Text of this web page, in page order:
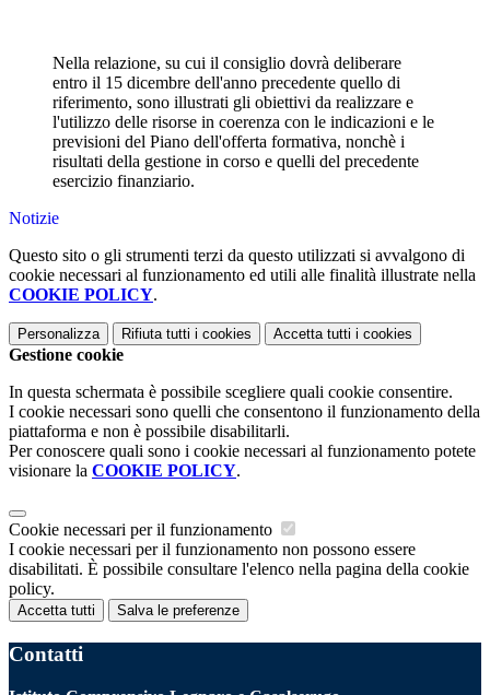
Nella relazione, su cui il consiglio dovrà deliberare
entro il 15 dicembre dell'anno precedente quello di
riferimento, sono illustrati gli obiettivi da realizzare e
l'utilizzo delle risorse in coerenza con le indicazioni e le
previsioni del Piano dell'offerta formativa, nonchè i
risultati della gestione in corso e quelli del precedente
esercizio finanziario.
Notizie
Questo sito o gli strumenti terzi da questo utilizzati si avvalgono di
cookie necessari al funzionamento ed utili alle finalità illustrate nella
COOKIE POLICY.
Personalizza Rifiuta tutti i cookies Accetta tutti i cookies
Gestione cookie
In questa schermata è possibile scegliere quali cookie consentire.
I cookie necessari sono quelli che consentono il funzionamento della
piattaforma e non è possibile disabilitarli.
Per conoscere quali sono i cookie necessari al funzionamento potete
visionare la COOKIE POLICY.
Cookie necessari per il funzionamento
I cookie necessari per il funzionamento non possono essere
disabilitati. È possibile consultare l'elenco nella pagina della cookie
policy.
Accetta tutti Salva le preferenze
Contatti